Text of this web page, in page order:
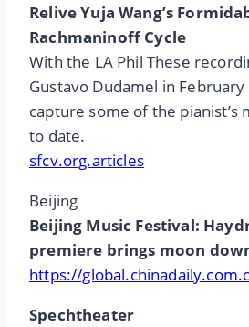
Relive Yuja Wang’s
Rachmaninoff Cycle
With the LA Phil These
Gustavo Dudamel in
capture some of the pianist’s
to date.
sfcv.org.articles
Beijing
Beijing Music Festival:
premiere brings moon
https://
Spechtheater